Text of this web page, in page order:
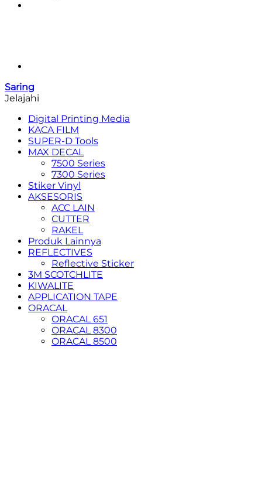
Saring
Jelajahi
Digital Printing Media
KACA FILM
SUPER-D Tools
MAX DECAL
7500 Series
7300 Series
Stiker Vinyl
AKSESORIS
ACC LAIN
CUTTER
RAKEL
Produk Lainnya
REFLECTIVES
Reflective Sticker
3M SCOTCHLITE
KIWALITE
APPLICATION TAPE
ORACAL
ORACAL 651
ORACAL 8300
ORACAL 8500